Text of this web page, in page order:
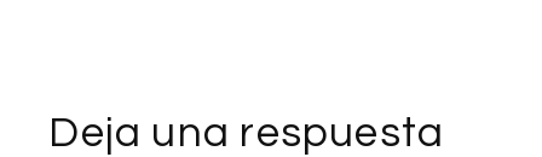
Deja una respuesta